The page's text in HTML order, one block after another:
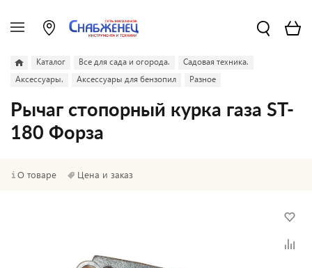
Каталог Все для сада и огорода.
Садовая техника.
Аксессуары.
Аксессуары для бензопил Разное
Рычаг стопорный курка газа ST-
180 Форза
О товаре Цена и заказ